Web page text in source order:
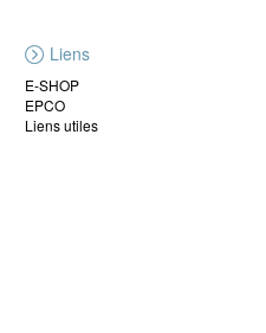
Liens
E-SHOP
EPCO
Liens utiles